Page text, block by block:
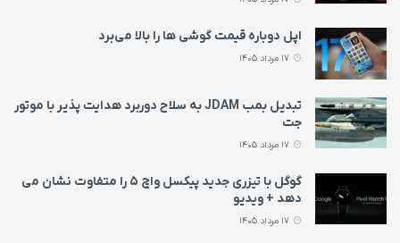
اپل دوباره قیمت‌ گوشی ها را بالا می‌برد
تبدیل بمب JDAM به سلاح دوربرد هدایت پذیر با موتور
جت
گوگل با تیزری جدید پیکسل واچ ۵ را متفاوت نشان می‌
دهد + ویدیو